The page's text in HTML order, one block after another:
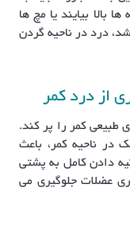
بالا بیایند یا مچ ها
درد در ناحیه گردن
از درد کمر
طبیعی کمر را پر کند.
در ناحیه کمر، باعث
دادن کامل به پشتی
عضلات جلوگیری می